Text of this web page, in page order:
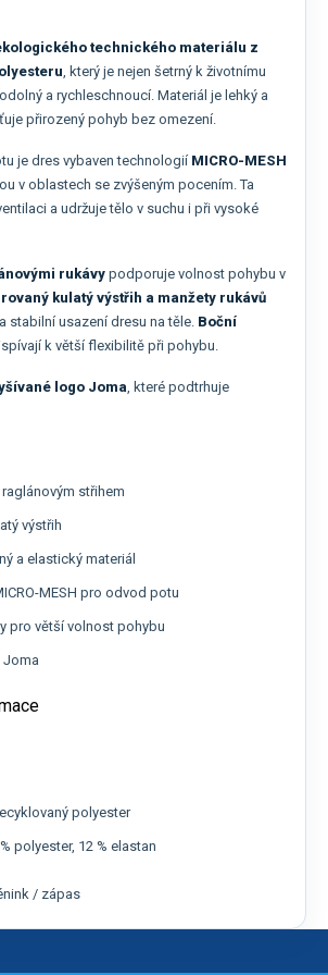
technického materiálu z
, který je nejen šetrný k životnímu
a rychleschnoucí. Materiál je lehký a
přirozený pohyb bez omezení.
je dres vybaven technologií MICRO-MESH
v oblastech se zvýšeným pocením. Ta
a udržuje tělo v suchu i při vysoké
rukávy podporuje volnost pohybu v
kulatý výstřih a manžety rukávů
stabilní usazení dresu na těle. Boční
k větší flexibilitě při pohybu.
logo Joma, které podtrhuje
střihem
výstřih
a elastický materiál
MESH pro odvod potu
pro větší volnost pohybu
Joma
polyester
polyester, 12 % elastan
/ zápas